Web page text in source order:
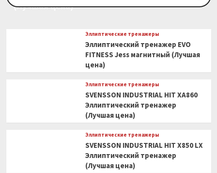
мм
(Лучшая цена)
Эллиптические тренажеры
Эллиптический тренажер EVO
FITNESS Jess магнитный (Лучшая
цена)
Эллиптические тренажеры
SVENSSON INDUSTRIAL HIT XA860
Эллиптический тренажер
(Лучшая цена)
Эллиптические тренажеры
SVENSSON INDUSTRIAL HIT X850 LX
Эллиптический тренажер
(Лучшая цена)